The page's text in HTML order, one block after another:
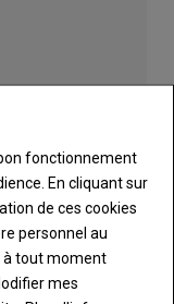
fonctionnement
En cliquant sur
de ces cookies
personnel au
à tout moment
mes